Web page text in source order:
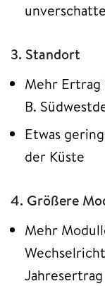
3. Standort
Mehr Ertrag
B.
Etwas
der Küste
4. Größere
Mehr